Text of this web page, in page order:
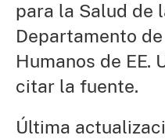
para la Salud de
Departamento
Humanos de EE.
citar la fuente.
Última